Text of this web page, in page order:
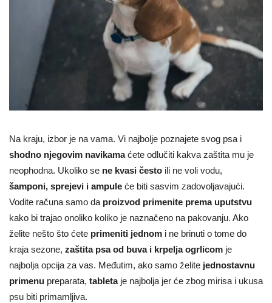
Na kraju, izbor je na vama. Vi najbolje poznajete svog psa i
shodno njegovim navikamaćete odlučiti kakva zaštita mu je
neophodna. Ukoliko se ne kvasi često ili ne voli vodu,
šamponi, sprejevi i ampule će biti sasvim zadovoljavajući.
Vodite računa samo da proizvod primenite prema uputstvu
kako bi trajao onoliko koliko je naznačeno na pakovanju. Ako
želite nešto što ćete primeniti jednom i ne brinuti o tome do
kraja sezone, zaštita psa od buva i krpelja ogrlicom je
najbolja opcija za vas. Međutim, ako samo želite jednostavnu
primenu preparata, tabletaje najbolja jer će zbog mirisa i ukusa
psu biti primamljiva.